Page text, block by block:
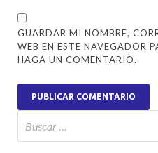
GUARDAR MI NOMBRE,
WEB EN ESTE NAVEGADOR
HAGA UN COMENTARIO.